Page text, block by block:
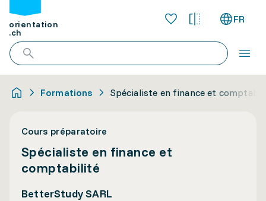
orientation
.ch
FR
Formations Spécialiste en finance et
Cours préparatoire
Spécialiste en finance et
comptabilité
BetterStudy SARL